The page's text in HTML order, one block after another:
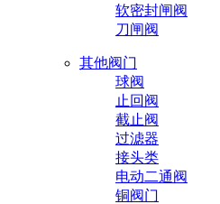
软密封闸阀
刀闸阀
其他阀门
球阀
止回阀
截止阀
过滤器
接头类
电动二通阀
铜阀门